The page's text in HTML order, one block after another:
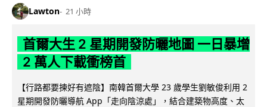
Lawton 21 小時
首爾大生 2 星期開發防曬地圖 一日暴增
2 萬人下載衝榜首
【行路都要揀好有遮陰】南韓首爾大學 23 歲學生劉敏俊利用 2
星期開發防曬導航 App「走向陰涼處」，結合建築物高度、太